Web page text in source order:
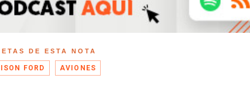
DE ESTA NOTA
FORD AVIONES